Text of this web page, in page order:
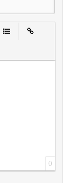
спойлера
0